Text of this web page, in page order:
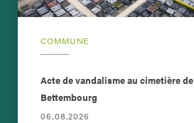
COMMUNE
Acte de vandalisme au cimetière de
Bettembourg
06.08.2026